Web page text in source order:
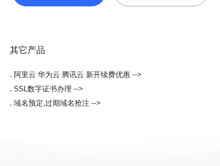
其它产品
. 阿里云 华为云 腾讯云 新开续费优惠 -->
. SSL数字证书办理 -->
. 域名预定,过期域名抢注 -->